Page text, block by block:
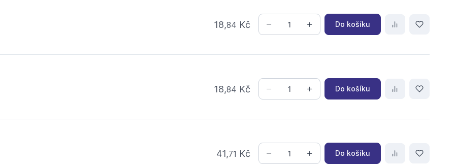
18,84 Kč Do košíku
18,84 Kč Do košíku
41,71 Kč Do košíku